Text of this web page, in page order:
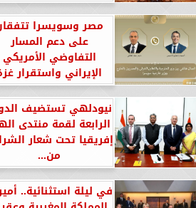
مصر وسويسرا
على دعم المسار
التفاوضي الأمريكي
الإيراني واستقرار
نيودلهي تستضيف
الرابعة لقمة منتدى
إفريقيا تحت شعار
من...
في ليلة استثنائية..